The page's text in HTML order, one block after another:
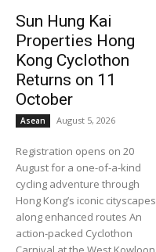
Sun Hung Kai
Properties Hong
Kong Cyclothon
Returns on 11
October
Asean August 5, 2026
Registration opens on 20
August for a one-of-a-kind
cycling adventure through
Hong Kong’s iconic cityscapes
along enhanced routes An
action-packed Cyclothon